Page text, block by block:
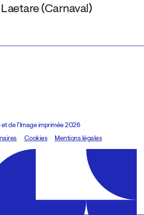
(Carnaval)
de l’Image imprimée 2026
, code:8080.studio
Cookies Mentions légales